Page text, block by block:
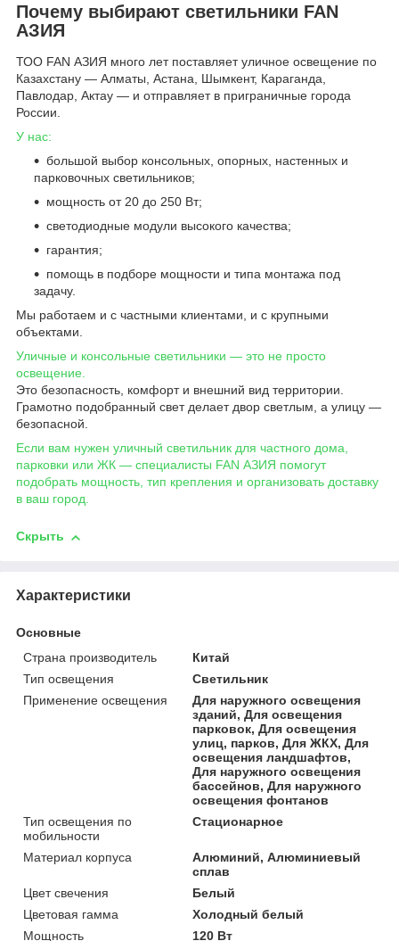
Почему выбирают светильники FAN
АЗИЯ
ТОО FAN АЗИЯ много лет поставляет уличное освещение по
Казахстану — Алматы, Астана, Шымкент, Караганда,
Павлодар, Актау — и отправляет в приграничные города
России.
У нас:
большой выбор консольных, опорных, настенных и
парковочных светильников;
мощность от 20 до 250 Вт;
светодиодные модули высокого качества;
гарантия;
помощь в подборе мощности и типа монтажа под
задачу.
Мы работаем и с частными клиентами, и с крупными
объектами.
Уличные и консольные светильники — это не просто
освещение.
Это безопасность, комфорт и внешний вид территории.
Грамотно подобранный свет делает двор светлым, а улицу —
безопасной.
Если вам нужен уличный светильник для частного дома,
парковки или ЖК — специалисты FAN АЗИЯ помогут
подобрать мощность, тип крепления и организовать доставку
в ваш город.
Скрыть
Характеристики
Основные
Страна производитель
Китай
Тип освещения
Светильник
Применение освещения
Для наружного освещения
зданий, Для освещения
парковок, Для освещения
улиц, парков, Для ЖКХ, Для
освещения ландшафтов,
Для наружного освещения
бассейнов, Для наружного
освещения фонтанов
Тип освещения по
мобильности
Стационарное
Материал корпуса
Алюминий, Алюминиевый
сплав
Цвет свечения
Белый
Цветовая гамма
Холодный белый
Мощность
120 Вт